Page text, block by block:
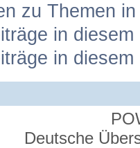
zu Themen
in
in
Deutsche